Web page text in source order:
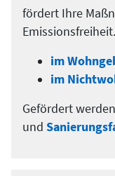
fördert Ihre
Emissionsfreiheit.
im
im
Gefördert
und